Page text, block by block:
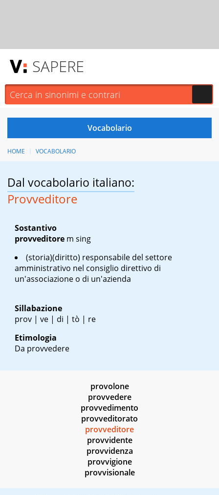
SAPERE
HOME VOCABOLARIO
Dal vocabolario italiano:
Provveditore
Sostantivo
provveditore m sing
(storia)(diritto) responsabile del settore
amministrativo nel consiglio direttivo di
un'associazione o di un'azienda
Sillabazione
prov | ve | di | tò | re
Etimologia
Da provvedere
provolone
provvedere
provvedimento
provveditorato
provveditore
provvidente
provvidenza
provvigione
provvisionale